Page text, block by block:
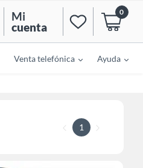
Mi
cuenta
0
Venta telefónica Ayuda
1